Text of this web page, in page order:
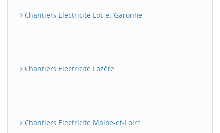
Chantiers Electricite Lot-et-Garonne
Chantiers Electricite Lozère
Chantiers Electricite Maine-et-Loire